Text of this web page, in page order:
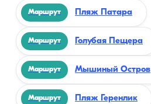
Маршрут Пляж Патара
Маршрут Голубая Пещера
Маршрут Мышиный Остров
Маршрут Пляж Геренлик